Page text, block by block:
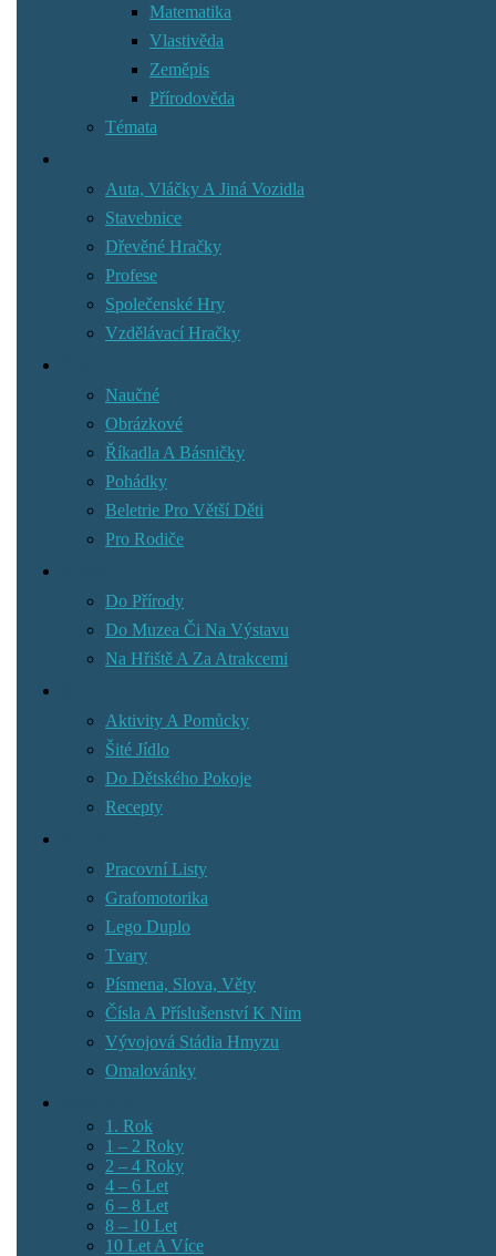
Matematika
Vlastivěda
Zeměpis
Přírodověda
Témata
Auta, Vláčky A Jiná Vozidla
Stavebnice
Dřevěné Hračky
Profese
Společenské Hry
Vzdělávací Hračky
Naučné
Obrázkové
Říkadla A Básničky
Pohádky
Beletrie Pro Větší Děti
Pro Rodiče
Do Přírody
Do Muzea Či Na Výstavu
Na Hřiště A Za Atrakcemi
Aktivity A Pomůcky
Šité Jídlo
Do Dětského Pokoje
Recepty
Pracovní Listy
Grafomotorika
Lego Duplo
Tvary
Písmena, Slova, Věty
Čísla A Příslušenství K Nim
Vývojová Stádia Hmyzu
Omalovánky
1. Rok
1 – 2 Roky
2 – 4 Roky
4 – 6 Let
6 – 8 Let
8 – 10 Let
10 Let A Více